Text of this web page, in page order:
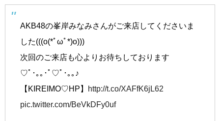
AKB48の峯岸みなみさんがご来店してくださいま
した(((o(*ﾟωﾟ*)o)))
次回のご来店も心よりお待ちしております
♡ﾟ･｡｡･ﾟ♡ﾟ･｡｡♪
【KIREIMO♡HP】
http://t.co/XAFfK6jL62
pic.twitter.com/BeVkDFy0uf